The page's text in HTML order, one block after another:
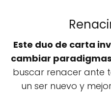
Este duo de carta
cambiar
buscar renacer ante
un ser nuevo y